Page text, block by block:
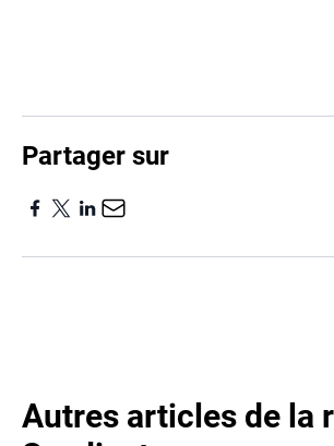
Partager sur
Autres articles de la